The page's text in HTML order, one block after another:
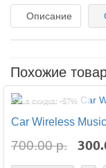
Описание
Похожие
Ваша скидка: -57%
Car Wireless
700.00 р.